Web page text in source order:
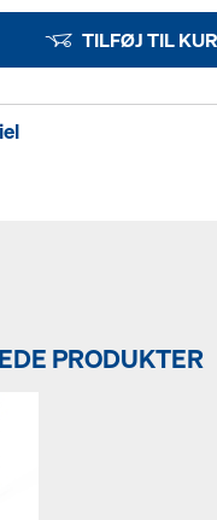
TILFØJ TIL
PRODUKTER